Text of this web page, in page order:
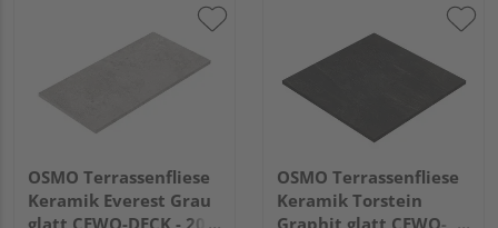
OSMO Terrassenfliese
Keramik Everest Grau
glatt CEWO-DECK - 20
OSMO Terrassenfliese
Keramik Torstein
Graphit glatt CEWO-